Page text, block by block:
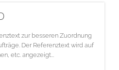
zur besseren Zuordnung
Der Referenztext wird auf
etc. angezeigt...